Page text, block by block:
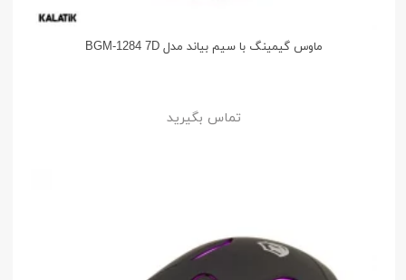
ماوس گیمینگ با سیم بیاند مدل BGM-1284 7D
تماس بگیرید